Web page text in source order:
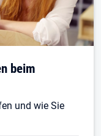
beim
und wie Sie